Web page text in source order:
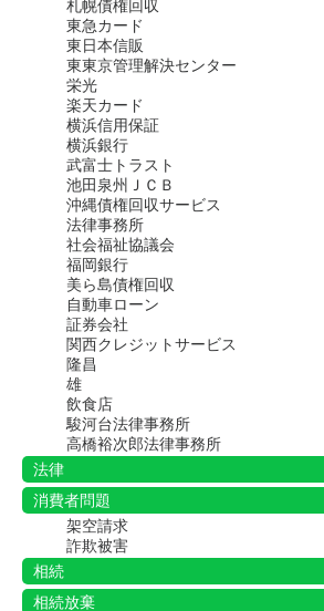
札幌債権回収
東急カード
東日本信販
東東京管理解決センター
栄光
楽天カード
横浜信用保証
横浜銀行
武富士トラスト
池田泉州ＪＣＢ
沖縄債権回収サービス
法律事務所
社会福祉協議会
福岡銀行
美ら島債権回収
自動車ローン
証券会社
関西クレジットサービス
隆昌
雄
飲食店
駿河台法律事務所
高橋裕次郎法律事務所
法律
消費者問題
架空請求
詐欺被害
相続
相続放棄